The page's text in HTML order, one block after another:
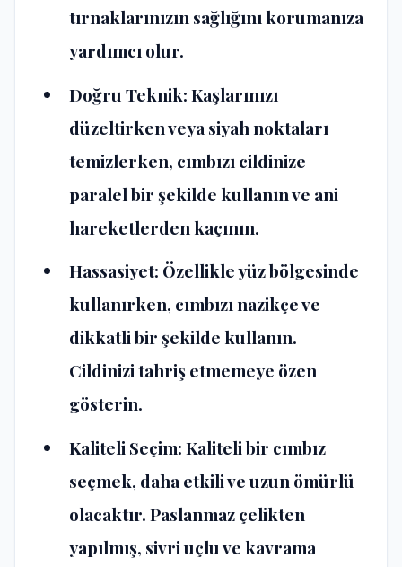
tırnaklarınızın sağlığını korumanıza
yardımcı olur.
Doğru Teknik: Kaşlarınızı
düzeltirken veya siyah noktaları
temizlerken, cımbızı cildinize
paralel bir şekilde kullanın ve ani
hareketlerden kaçının.
Hassasiyet: Özellikle yüz bölgesinde
kullanırken, cımbızı nazikçe ve
dikkatli bir şekilde kullanın.
Cildinizi tahriş etmemeye özen
gösterin.
Kaliteli Seçim: Kaliteli bir cımbız
seçmek, daha etkili ve uzun ömürlü
olacaktır. Paslanmaz çelikten
yapılmış, sivri uçlu ve kavrama